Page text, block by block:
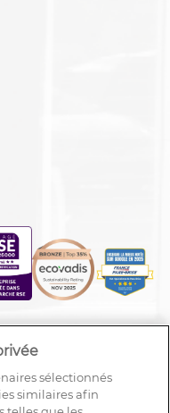
sélectionnés
similaires afin